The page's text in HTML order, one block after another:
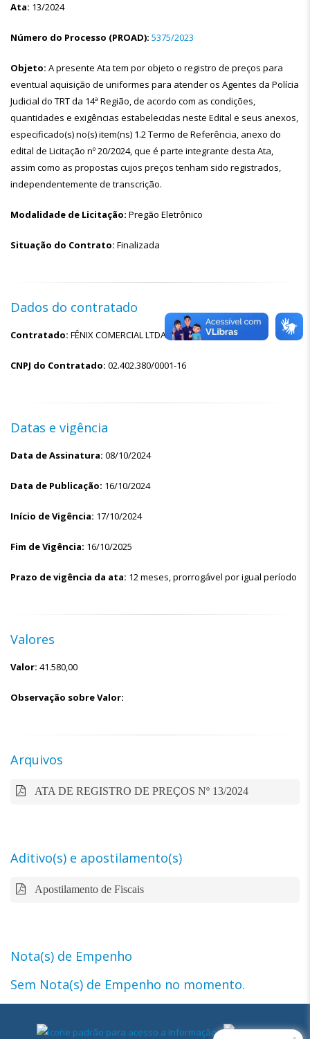
Ata: 13/2024
Número do Processo (PROAD): 5375/2023
Objeto: A presente Ata tem por objeto o registro de preços para
eventual aquisição de uniformes para atender os Agentes da Polícia
Judicial do TRT da 14ª Região, de acordo com as condições,
quantidades e exigências estabelecidas neste Edital e seus anexos,
especificado(s) no(s) item(ns) 1.2 Termo de Referência, anexo do
edital de Licitação nº 20/2024, que é parte integrante desta Ata,
assim como as propostas cujos preços tenham sido registrados,
independentemente de transcrição.
Modalidade de Licitação: Pregão Eletrônico
Situação do Contrato: Finalizada
Dados do contratado
Contratado: FÊNIX COMERCIAL LTDA
CNPJ do Contratado: 02.402.380/0001-16
Datas e vigência
Data de Assinatura: 08/10/2024
Data de Publicação: 16/10/2024
Início de Vigência: 17/10/2024
Fim de Vigência: 16/10/2025
Prazo de vigência da ata: 12 meses, prorrogável por igual período
Valores
Valor: 41.580,00
Observação sobre Valor:
Arquivos
ATA DE REGISTRO DE PREÇOS Nº 13/2024
Aditivo(s) e apostilamento(s)
Apostilamento de Fiscais
Nota(s) de Empenho
Sem Nota(s) de Empenho no momento.